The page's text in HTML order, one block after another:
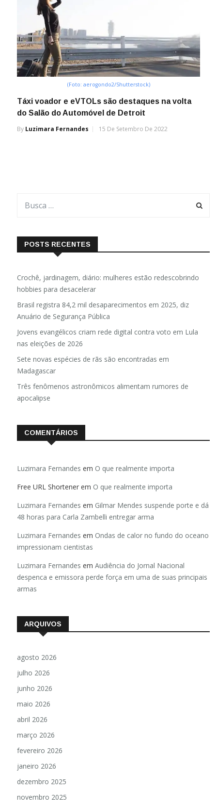
(Foto: aerogondo2/Shutterstock)
Táxi voador e eVTOLs são destaques na volta
do Salão do Automóvel de Detroit
By Luzimara Fernandes 15 De Setembro De 2022
POSTS RECENTES
Crochê, jardinagem, diário: mulheres estão redescobrindo
hobbies para desacelerar
Brasil registra 84,2 mil desaparecimentos em 2025, diz
Anuário de Segurança Pública
Jovens evangélicos criam rede digital contra voto em Lula
nas eleições de 2026
Sete novas espécies de rãs são encontradas em
Madagascar
Três fenômenos astronômicos alimentam rumores de
apocalipse
COMENTÁRIOS
Luzimara Fernandes em O que realmente importa
Free URL Shortener em O que realmente importa
Luzimara Fernandes em Gilmar Mendes suspende porte e dá
48 horas para Carla Zambelli entregar arma
Luzimara Fernandes em Ondas de calor no fundo do oceano
impressionam cientistas
Luzimara Fernandes em Audiência do Jornal Nacional
despenca e emissora perde força em uma de suas principais
armas
ARQUIVOS
agosto 2026
julho 2026
junho 2026
maio 2026
abril 2026
março 2026
fevereiro 2026
janeiro 2026
dezembro 2025
novembro 2025